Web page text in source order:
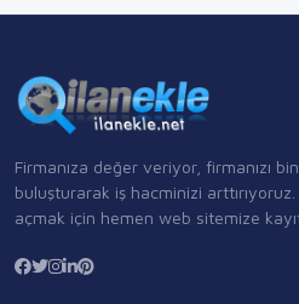
Firmanıza değer veriyor, firmanızı
buluşturarak iş hacminizi
açmak için hemen web sitemize